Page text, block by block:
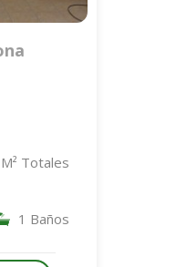
Totales
1 Baños